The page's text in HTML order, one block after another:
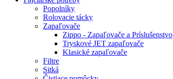
Popolníky
Rolovacie tácky
Zapaľovače
Zippo - Zapaľovače a Príslušenstvo
Tryskové JET zapaľovače
Klasické zapaľovače
Filtre
Sitká